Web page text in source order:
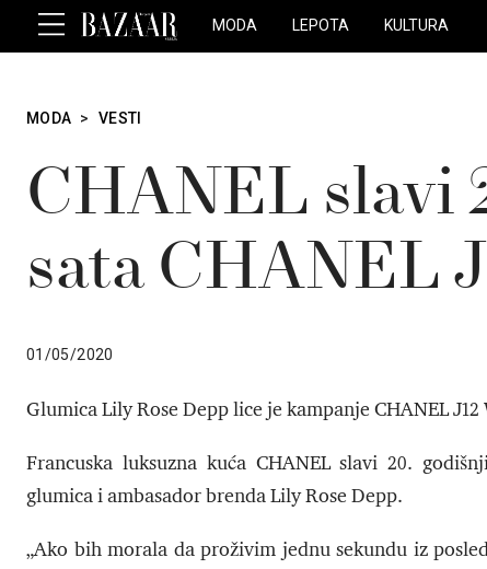
MODA LEPOTA KULTURA
MODA > VESTI
CHANEL slavi
sata CHANEL
01/05/2020
Glumica Lily Rose Depp lice je kampanje CHANEL J12
Francuska luksuzna kuća CHANEL slavi 20.
glumica i ambasador brenda Lily Rose Depp.
„Ako bih morala da proživim jednu sekundu iz